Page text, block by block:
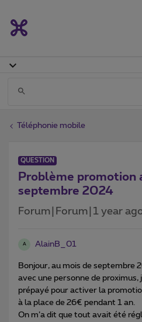
Téléphonie mobile
QUESTION
Problème promotion
septembre 2024
Forum|Forum|1 year
A AlainB_01
Bonjour, au mois de septembre
avec une personne de proximus,
prépayé pour activer la
à la place de 26€ pendant 1 an.
On m’a dit que tout avait été